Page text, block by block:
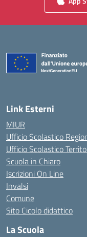
Link Esterni
MIUR
Ufficio Scolastico
Ufficio Scolastico
Scuola in Chiaro
Iscrizioni On Line
Invalsi
Comune
Sito Cicolo didattico
La Scuola